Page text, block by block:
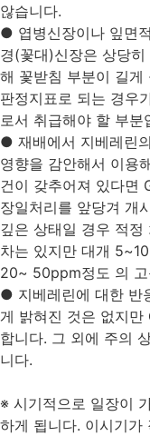
않습니다.
● 엽병신장이나 잎면
경(꽃대)신장은 상당
해 꽃받침 부분이 길게
판정지표로 되는 경우
로서 취급해야 할 부분
● 재배에서 지베레린
영향을 감안해서 이용
건이 갖추어져 있다면
장일처리를 앞당겨 개
깊은 상태일 경우 적
차는 있지만 대개
20~ 50ppm정도 의 고
● 지베레린에 대한 반
게 밝혀진 것은 없지만
합니다. 그 외에 주의
니다.
※ 시기적으로 일장이
하게 됩니다. 이시기가